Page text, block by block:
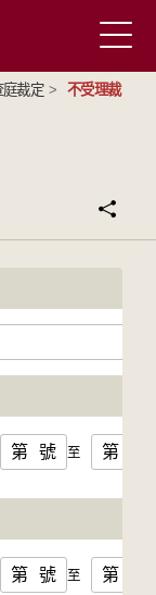
庭裁定 >
不受理裁
第 號 至 第
第 號 至 第